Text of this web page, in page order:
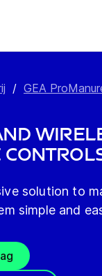
/ GEA
solution to
simple and